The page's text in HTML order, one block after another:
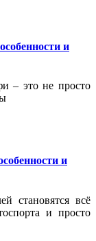
и
– это не просто
и
становятся всё
и просто